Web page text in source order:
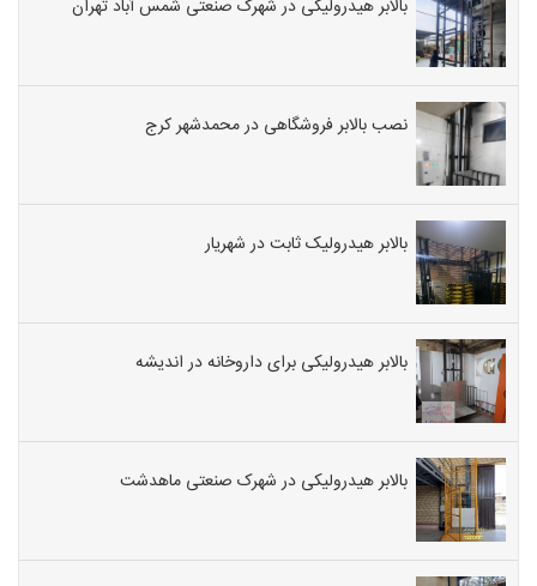
بالابر هیدرولیکی در شهرک صنعتی شمس آباد تهران
نصب بالابر فروشگاهی در محمدشهر کرج
بالابر هیدرولیک ثابت در شهریار
بالابر هیدرولیکی برای داروخانه در اندیشه
بالابر هیدرولیکی در شهرک صنعتی ماهدشت